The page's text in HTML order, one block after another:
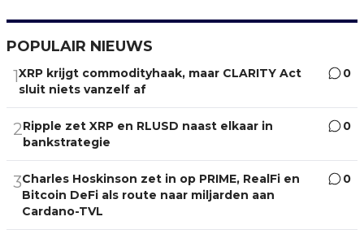
POPULAIR NIEUWS
1XRP krijgt commodityhaak, maar CLARITY Act
sluit niets vanzelf af
0
2Ripple zet XRP en RLUSD naast elkaar in
bankstrategie
0
3Charles Hoskinson zet in op PRIME, RealFi en
Bitcoin DeFi als route naar miljarden aan
Cardano-TVL
0